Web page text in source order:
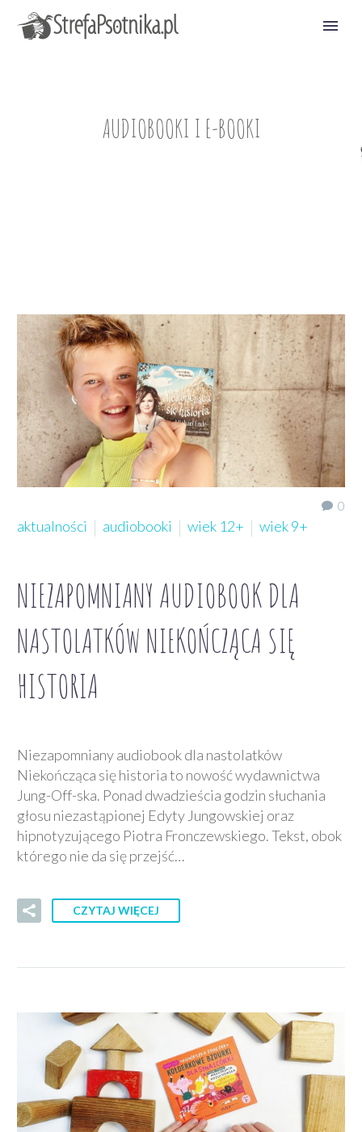
AUDIOBOOKI I E-BOOKI
0
aktualności audiobooki wiek 12+ wiek 9+
NIEZAPOMNIANY AUDIOBOOK DLA
NASTOLATKÓW NIEKOŃCZĄCA SIĘ
HISTORIA
Niezapomniany audiobook dla nastolatków
Niekończąca się historia to nowość wydawnictwa
Jung-Off-ska. Ponad dwadzieścia godzin słuchania
głosu niezastąpionej Edyty Jungowskiej oraz
hipnotyzującego Piotra Fronczewskiego. Tekst, obok
którego nie da się przejść…
CZYTAJ WIĘCEJ